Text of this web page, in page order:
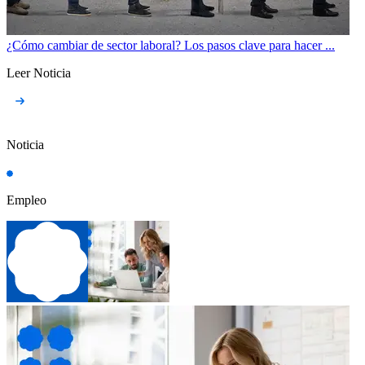
¿Cómo cambiar de sector laboral? Los pasos clave para hacer ...
Leer Noticia
Noticia
Empleo